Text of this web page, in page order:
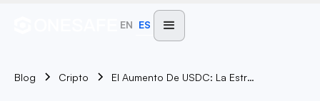
EN ES
Blog Cripto El Aumento De USDC: La Estrategia Revolucionaria De Circle En El Mercado De Stablecoins